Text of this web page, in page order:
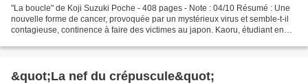
"La boucle" de Koji Suzuki Poche - 408 pages - Note : 04/10 Résumé : Une
nouvelle forme de cancer, provoquée par un mystérieux virus et semble-t-il
contagieuse, continence à faire des victimes au japon. Kaoru, étudiant en
&quot;La nef du crépuscule&quot;